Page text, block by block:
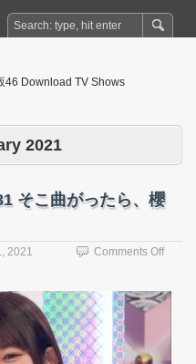
46 Download TV Shows
2021
そこ曲がったら、櫻
2021 Comments Offon
エ